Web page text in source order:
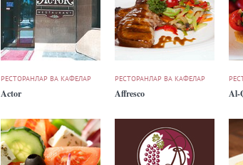
РЕСТОРАНЛАР ВА КАФЕЛАР
Actor
РЕСТОРАНЛАР ВА КАФЕЛАР
Affresco Al-